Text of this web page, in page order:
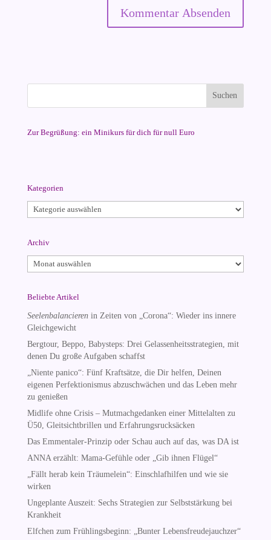
Zur Begrüßung: ein Minikurs für dich für null Euro
Kategorien
Kategorien
Archiv
Archiv
Beliebte Artikel
Seelenbalancierenin Zeiten von „Corona“: Wieder ins innere
Gleichgewicht
Bergtour, Beppo, Babysteps: Drei Gelassenheitsstrategien, mit
denen Du große Aufgaben schaffst
„Niente panico“: Fünf Kraftsätze, die Dir helfen, Deinen
eigenen Perfektionismus abzuschwächen und das Leben mehr
zu genießen
Midlife ohne Crisis – Mutmachgedanken einer Mittelalten zu
Ü50, Gleitsichtbrillen und Erfahrungsrucksäcken
Das Emmentaler-Prinzip oder Schau auch auf das, was DA ist
ANNA erzählt: Mama-Gefühle oder „Gib ihnen Flügel“
„Fällt herab kein Träumelein“: Einschlafhilfen und wie sie
wirken
Ungeplante Auszeit: Sechs Strategien zur Selbststärkung bei
Krankheit
Elfchen zum Frühlingsbeginn: „Bunter Lebensfreudejauchzer“